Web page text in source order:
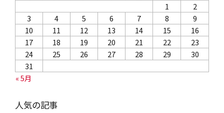
« 5月
1
2
3
4 5 6 7 8
9
10
11 12 13 14 15
16
17
18 19 20 21 22
23
24
25 26 27 28 29
30
31
人気の記事